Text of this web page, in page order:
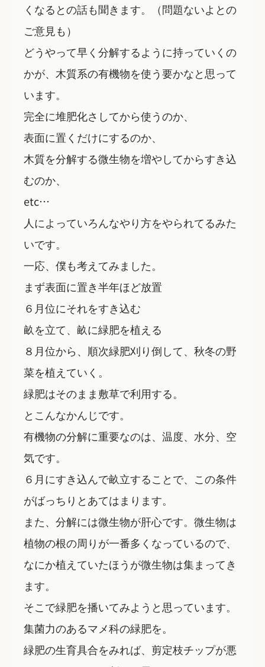
くなるとの話も聞きます。（問題ないよとの
ご意見も）
どうやって早く分解するように持っていくの
かが、木質系の有機物を使う要かなと思って
います。
完全に堆肥化さしてから使うのか、
表面に置くだけにするのか、
木質を分解する微生物を増やしてからすき込
むのか、
etc…
人によっていろんなやり方をやられてるみた
いです。
一応、僕も考えてみました。
まず表面に置き半年ほど放置
６月位にそれをすき込む
畝を立て、畝に緑肥を植える
８月位から、順次緑肥刈り倒して、秋冬の野
菜を植えていく。
緑肥はそのまま敷草で利用する。
とこんなかんじです。
有機物の分解に重要なのは、温度、水分、空
気です。
６月にすき込んで畝立することで、この条件
がばっちりとあてはまります。
また、分解には微生物が肝心です。微生物は
植物の根の周りが一番多くなっているので、
なにか植えていたほうが微生物は集まってき
ます。
そこで緑肥を播いてみようと思っています。
集菌力のあるマメ科の緑肥を。
緑肥の生育具合をみれば、剪定枝チップが悪